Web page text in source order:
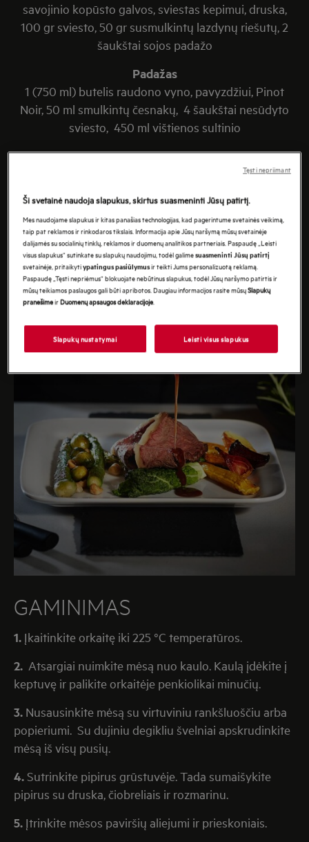
savojinio kopūsto galvos, sviestas kepimui, druska,
100 gr sviesto, 50 gr susmulkintų lazdynų riešutų, 2
šaukštai sojos padažo
Padažas
1 (750 ml) butelis raudono vyno, pavyzdžiui, Pinot
Noir, 50 ml smulkintų česnakų, 4 šaukštai nesūdyto
sviesto, 450 ml vištienos sultinio
GAMINIMAS
1. Įkaitinkite orkaitę iki 225 °C temperatūros.
2. Atsargiai nuimkite mėsą nuo kaulo. Kaulą įdėkite į
keptuvę ir palikite orkaitėje penkiolikai minučių.
3. Nusausinkite mėsą su virtuviniu rankšluoščiu arba
popieriumi. Su dujiniu degikliu švelniai apskrudinkite
mėsą iš visų pusių.
4. Sutrinkite pipirus grūstuvėje. Tada sumaišykite
pipirus su druska, čiobreliais ir rozmarinu.
5. Įtrinkite mėsos paviršių aliejumi ir prieskoniais.
Ši svetainė naudoja slapukus, skirtus suasmeninti Jūsų patirtį.
Mes naudojame slapukus ir kitas panašias technologijas, kad pagerintume svetainės veikimą,
taip pat reklamos ir rinkodaros tikslais. Informacija apie Jūsų naršymą mūsų svetainėje
dalijamės su socialinių tinklų, reklamos ir duomenų analitikos partneriais. Paspaudę „Leisti
visus slapukus“ sutinkate su slapukų naudojimu, todėl galimesuasmeninti Jūsų patirtį
svetainėje, pritaikytiypatingus pasiūlymusir teikti Jums personalizuotą reklamą.
Paspaudę „Tęsti nepriėmus“ blokuojate nebūtinus slapukus, todėl Jūsų naršymo patirtis ir
mūsų teikiamos paslaugos gali būti apribotos. Daugiau informacijos rasite mūsųSlapukų
pranešimeirDuomenų apsaugos deklaracijoje
Slapukų nustatymai Leisti visus slapukus
Tęsti nepriimant